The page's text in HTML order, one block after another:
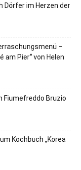
Dörfer im Herzen der
–
am Pier“ von Helen
Fiumefreddo Bruzio
Kochbuch „Korea